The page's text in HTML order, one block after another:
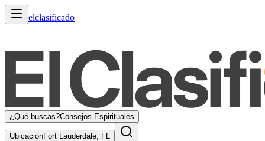
elclasificado
¿Qué buscas?Consejos Espirituales
UbicaciónFort Lauderdale, FL